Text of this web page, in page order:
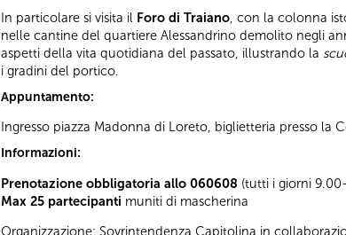
In particolare si visita il Foro di Traiano , con la colonna
nelle cantine del quartiere Alessandrino demolito negli
aspetti della vita quotidiana del passato, illustrando la
i gradini del portico.
Appuntamento:
Ingresso piazza Madonna di Loreto, biglietteria presso la
Informazioni:
Prenotazione obbligatoria allo 060608 (tutti i giorni
Max 25 partecipanti muniti di mascherina
Organizzazione: Sovrintendenza Capitolina in